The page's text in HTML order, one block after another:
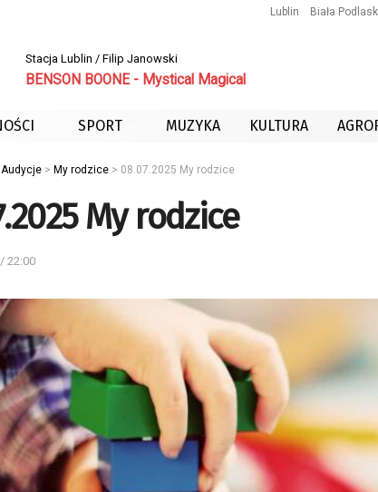
Lublin Biała
Stacja Lublin / Filip Janowski
BENSON BOONE - Mystical Magical
SPORT MUZYKA KULTURA
Audycje > My rodzice > 08.07.2025 My rodzice
My rodzice
22:00